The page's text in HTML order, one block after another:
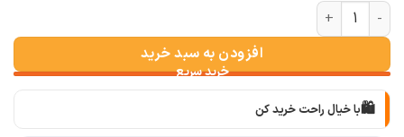
کت و شلوار زنانه چکاوک عدد
افزودن به سبد خرید
🛍️با خیال راحت خرید کن